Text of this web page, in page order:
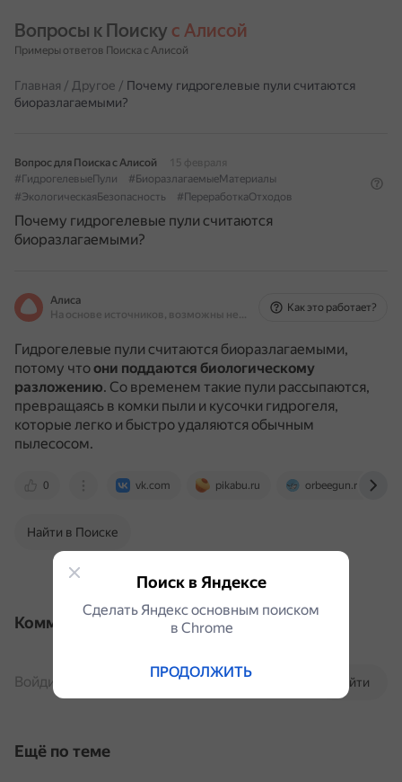
Вопросы к Поиску с Алисой
Примеры ответов Поиска с Алисой
Главная / Другое / Почему гидрогелевые пули считаются
биоразлагаемыми?
Вопрос для Поиска с Алисой
15 февраля
#ГидрогелевыеПули
#БиоразлагаемыеМатериалы
#ЭкологическаяБезопасность
#ПереработкаОтходов
Почему гидрогелевые пули считаются
биоразлагаемыми?
Алиса
На основе источников, возможны неточности
Как это работает?
Гидрогелевые пули считаются биоразлагаемыми,
потому чтоони поддаются биологическому
разложению. Со временем такие пули рассыпаются,
превращаясь в комки пыли и кусочки гидрогеля,
которые легко и быстро удаляются обычным
пылесосом.
0 vk.com pikabu.ru orbeegun.ru
Найти в Поиске
Комментарии
Войти
Войдите, чтобы комментировать
Ещё по теме
Поиск в Яндексе
Сделать Яндекс основным поиском
в Сhrome
ПРОДОЛЖИТЬ